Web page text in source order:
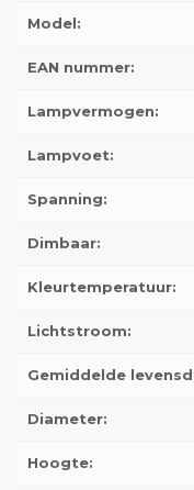
Model:
EAN nummer:
Lampvermogen:
Lampvoet:
Spanning:
Dimbaar:
Kleurtemperatuur:
Lichtstroom:
Gemiddelde
Diameter:
Hoogte: